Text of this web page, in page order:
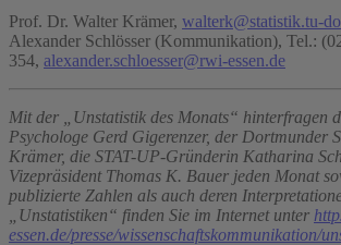
Prof. Dr. Walter Krämer, walterk@statistik.tu-
Alexander Schlösser (Kommunikation), Tel.:
354, alexander.schloesser@rwi-essen.de
Mit der „Unstatistik des Monats“ hinterfragen
Psychologe Gerd Gigerenzer, der Dortmunder
Krämer, die STAT-UP-Gründerin Katharina
Vizepräsident Thomas K. Bauer jeden Monat
publizierte Zahlen als auch deren
„Unstatistiken“ finden Sie im Internet unter
essen.de/presse/wissenschaftskommunikation/